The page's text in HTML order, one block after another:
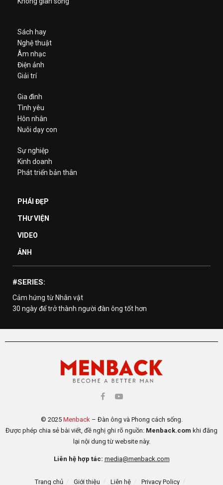
Sách hay
Nghệ thuật
Âm nhạc
Điện ảnh
Giải trí
Gia đình
Tình yêu
Hôn nhân
Nuôi dạy con
Sự nghiệp
Kinh doanh
Phát triển bản thân
PHÁI ĐẸP
THƯ VIỆN
VIDEO
ẢNH
#SERIES:
Cảm hứng từ Nhân vật
30 ngày để trở thành người đàn ông tốt hơn
© 2025 Menback– Đàn ông và Phong cách sống.
Được phép chia sẻ bài viết, đề nghị ghi rõ nguồn: Menback.com khi đăng
lại nội dung từ website này.
Liên hệ hợp tác: media@menback.com
Trang chủ Giới thiệu Liên hệ Privacy Policy